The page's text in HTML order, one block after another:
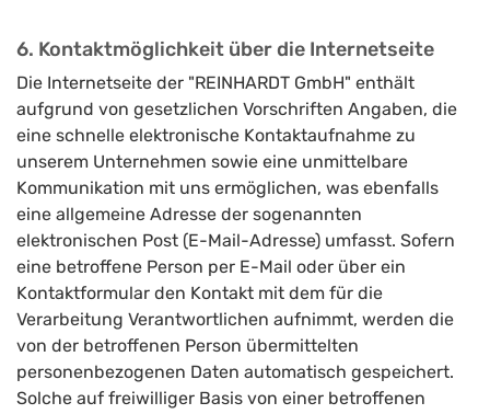
6. Kontaktmöglichkeit über die Internetseite
Die Internetseite der "REINHARDT GmbH" enthält
aufgrund von gesetzlichen Vorschriften Angaben, die
eine schnelle elektronische Kontaktaufnahme zu
unserem Unternehmen sowie eine unmittelbare
Kommunikation mit uns ermöglichen, was ebenfalls
eine allgemeine Adresse der sogenannten
elektronischen Post (E-Mail-Adresse) umfasst. Sofern
eine betroffene Person per E-Mail oder über ein
Kontaktformular den Kontakt mit dem für die
Verarbeitung Verantwortlichen aufnimmt, werden die
von der betroffenen Person übermittelten
personenbezogenen Daten automatisch gespeichert.
Solche auf freiwilliger Basis von einer betroffenen